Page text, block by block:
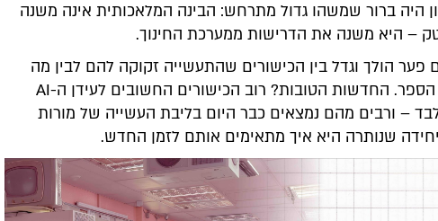
היה ברור שמשהו גדול מתרחש: הבינה המלאכותית אינה משנה
– היא משנה את הדרישות ממערכת החינוך.
פער הולך וגדל בין הכישורים שהתעשייה זקוקה להם לבין מה
שנלמד כיום בבתי הספר. החדשות הטובות? רוב הכישורים החשובים לעידן ה-AI
– ורבים מהם נמצאים כבר היום בליבת העשייה של מורות
שנותרה היא איך מתאימים אותם לזמן החדש.